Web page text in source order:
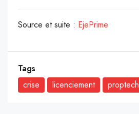
Source et suite : EjePrime
Tags
crise
licenciement proptech